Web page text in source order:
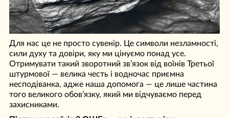
Для нас це не просто сувенір. Це символи незламності,
сили духу та довіри, яку ми цінуємо понад усе.
Отримувати такий зворотний зв’язок від воїнів Третьої
штурмової — велика честь і водночас приємна
несподіванка, адже наша допомога — це лише частина
того великого обов’язку, який ми відчуваємо перед
захисниками.